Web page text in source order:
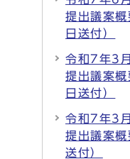
提出議案
日送付）
令和7年3
提出議案
日送付）
令和7年3
提出議案
送付）